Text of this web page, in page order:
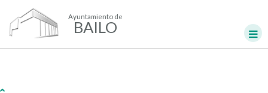
Ayuntamiento de
BAILO